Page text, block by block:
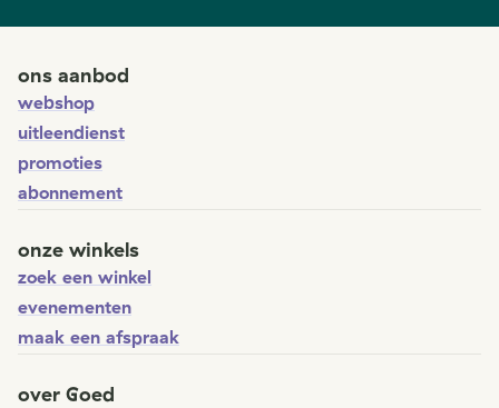
ons aanbod
webshop
uitleendienst
promoties
abonnement
onze winkels
zoek een winkel
evenementen
maak een afspraak
over Goed